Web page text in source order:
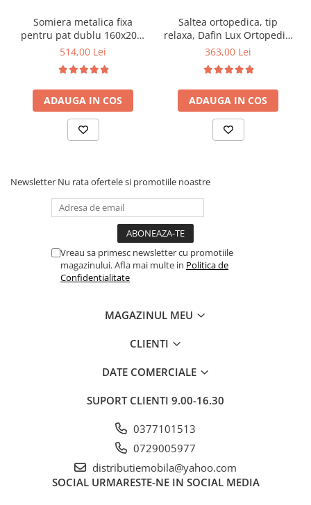
Somiera metalica fixa
pentru pat dublu 160x200,
6 picioare, 32 lamele lemn
saltea ferm, negru
514,00 Lei
ADAUGA IN COS
Saltea ortopedica, tip
relaxa, Dafin Lux Ortopedic,
90x200x21cm, fermitate
tip Bonell, fata vara-iarna,
sistem de aerisire cu
butoni, Salt Confort
363,00 Lei
ADAUGA IN COS
Newsletter Nu rata ofertele si promotiile noastre
Vreau sa primesc newsletter cu promotiile
magazinului. Afla mai multe in Politica de
Confidentialitate
MAGAZINUL MEU
CLIENTI
DATE COMERCIALE
SUPORT CLIENTI 9.00-16.30
0377101513
0729005977
distributiemobila@yahoo.com
SOCIAL URMARESTE-NE IN SOCIAL MEDIA